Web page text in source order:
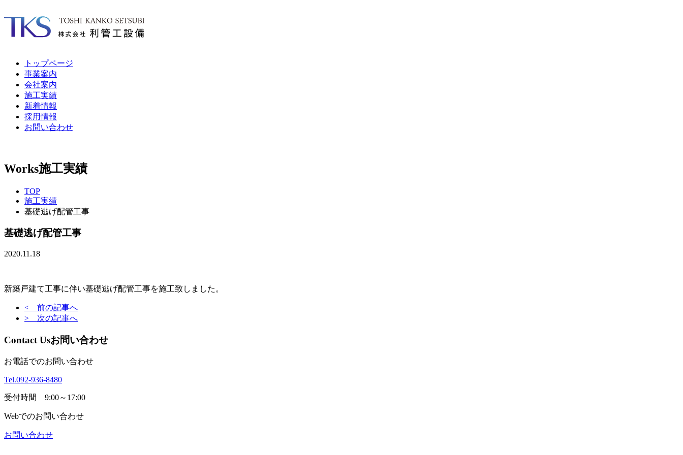
トップページ
事業案内
会社案内
施工実績
新着情報
採用情報
お問い合わせ
Works施工実績
TOP
施工実績
基礎逃げ配管工事
基礎逃げ配管工事
2020.11.18
新築戸建て工事に伴い基礎逃げ配管工事を施工致しました。
< 前の記事へ
> 次の記事へ
Contact Usお問い合わせ
お電話でのお問い合わせ
Tel.092-936-8480
受付時間 9:00～17:00
Webでのお問い合わせ
お問い合わせ